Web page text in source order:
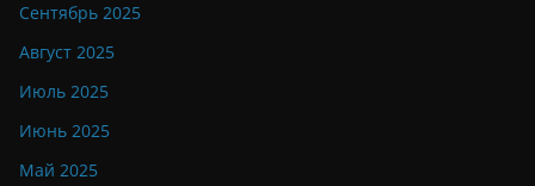
Сентябрь 2025
Август 2025
Июль 2025
Июнь 2025
Май 2025